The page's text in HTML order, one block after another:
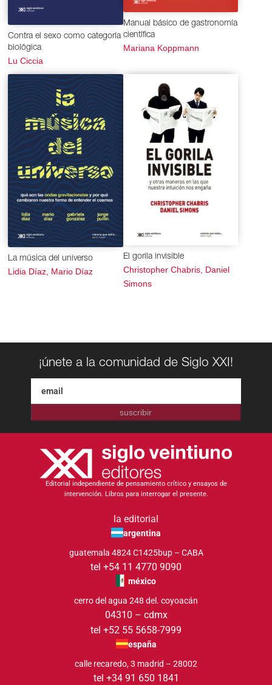
Contra el sexo como categoría
biológica
Lu Ciccia
Manual básico de gastronomía
científica
Mariana Koppmann
La música del universo
Lidia Díaz, Mario Díaz
El gorila invisible
Christopher Chabris, Daniel
Simons
¡únete a la comunidad de Siglo XXI!
suscribir
Editorial independiente de pensamiento crítico y ensayos de
intervención. Libros para interrogar el presente.
la editorial
argentina
guatemala 4824 C1425bup – CABA
tel +54 11 4770 9090
méxico
cerro del agua 248 del. coyoacán
04310 – cdmx
tel +52 55 5658-7999
españa
calle recaredo, 3 madrid – 28002
tel +34 91 650 1841